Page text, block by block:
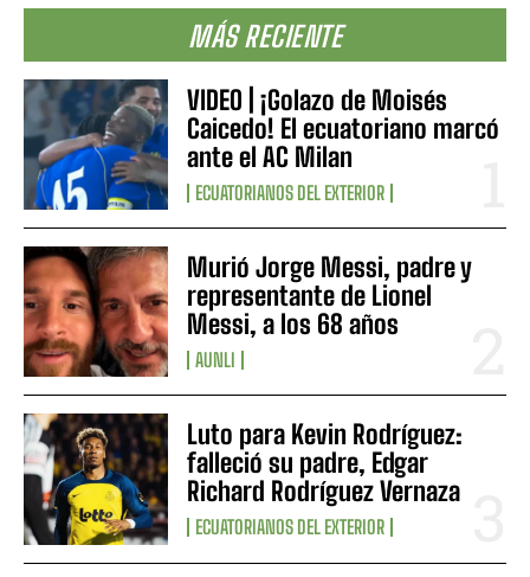
MÁS RECIENTE
VIDEO | ¡Golazo de Moisés
Caicedo! El ecuatoriano marcó
ante el AC Milan
ECUATORIANOS DEL EXTERIOR
Murió Jorge Messi, padre y
representante de Lionel
Messi, a los 68 años
AUNLI
Luto para Kevin Rodríguez:
falleció su padre, Edgar
Richard Rodríguez Vernaza
ECUATORIANOS DEL EXTERIOR